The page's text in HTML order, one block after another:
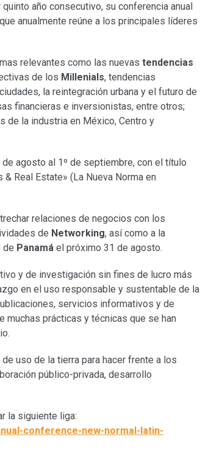
año consecutivo, su conferencia anual
anualmente reúne a los principales líderes
relevantes como las nuevas tendencias
de los Millenials, tendencias
la reintegración urbana y el futuro de
financieras e inversionistas, entre otros;
la industria en México, Centro y
agosto al 1º de septiembre, con el título
Real Estate» (La Nueva Norma en
relaciones de negocios con los
de Networking, así como a la
de Panamá el próximo 31 de agosto.
y de investigación sin fines de lucro más
en el uso responsable y sustentable de la
servicios informativos y de
muchas prácticas y técnicas que se han
uso de la tierra para hacer frente a los
público-privada, desarrollo
la siguiente liga:
conference-new-normal-latin-